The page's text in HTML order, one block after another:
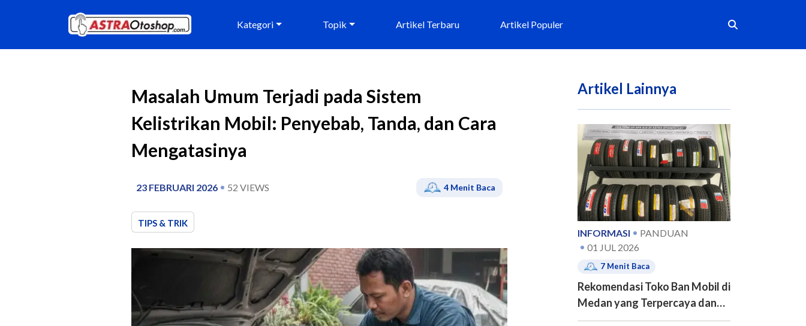
Kategori Topik Artikel Terbaru Artikel Populer
Masalah Umum Terjadi pada Sistem
Kelistrikan Mobil: Penyebab, Tanda, dan Cara
Mengatasinya
23 FEBRUARI 2026 52 VIEWS 4 Menit Baca
TIPS & TRIK
Artikel Lainnya
INFORMASI
PANDUAN
01 JUL 2026
7 Menit Baca
Rekomendasi Toko Ban Mobil di
Medan yang Terpercaya dan
Berkualitas